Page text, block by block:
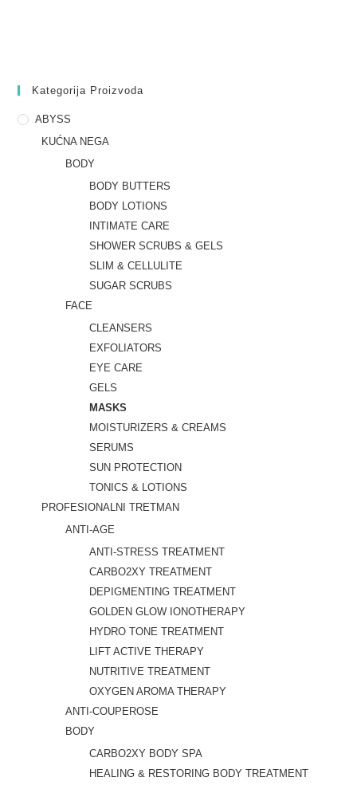
Kategorija Proizvoda
ABYSS
KUĆNA NEGA
BODY
BODY BUTTERS
BODY LOTIONS
INTIMATE CARE
SHOWER SCRUBS & GELS
SLIM & CELLULITE
SUGAR SCRUBS
FACE
CLEANSERS
EXFOLIATORS
EYE CARE
GELS
MASKS
MOISTURIZERS & CREAMS
SERUMS
SUN PROTECTION
TONICS & LOTIONS
PROFESIONALNI TRETMAN
ANTI-AGE
ANTI-STRESS TREATMENT
CARBO2XY TREATMENT
DEPIGMENTING TREATMENT
GOLDEN GLOW IONOTHERAPY
HYDRO TONE TREATMENT
LIFT ACTIVE THERAPY
NUTRITIVE TREATMENT
OXYGEN AROMA THERAPY
ANTI-COUPEROSE
BODY
CARBO2XY BODY SPA
HEALING & RESTORING BODY TREATMENT